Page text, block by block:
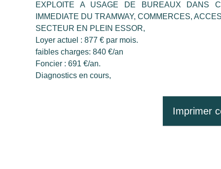
EXPLOITE A USAGE DE BUREAUX DANS
IMMEDIATE DU TRAMWAY, COMMERCES,
SECTEUR EN PLEIN ESSOR,
Loyer actuel : 877 € par mois.
faibles charges: 840 €/an
Foncier : 691 €/an.
Diagnostics en cours,
Imprimer